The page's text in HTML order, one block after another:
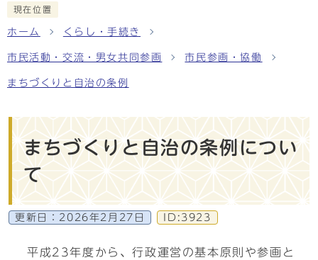
現在位置
ホーム くらし・手続き
市民活動・交流・男女共同参画 市民参画・協働
まちづくりと自治の条例
まちづくりと自治の条例につい
て
更新日： 2026年2月27日 ID:3923
平成23年度から、行政運営の基本原則や参画と